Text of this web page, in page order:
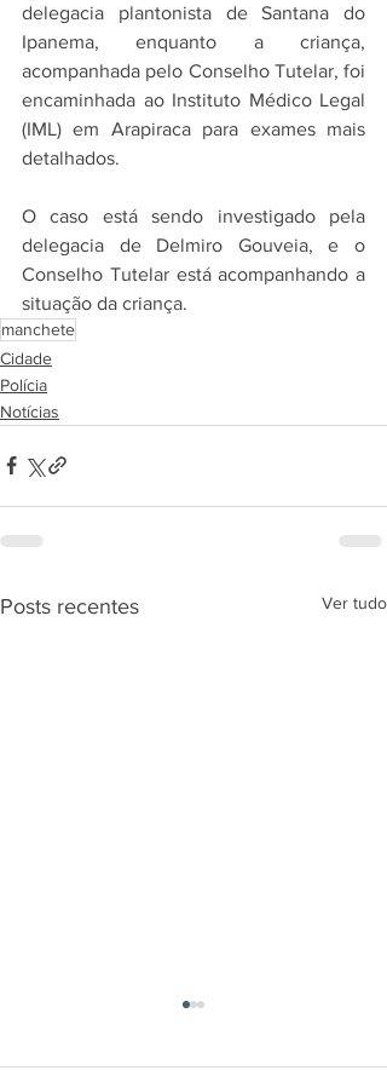
delegacia plantonista de Santana do
Ipanema, enquanto a criança,
acompanhada pelo Conselho Tutelar, foi
encaminhada ao Instituto Médico Legal
(IML) em Arapiraca para exames mais
detalhados.
O caso está sendo investigado pela
delegacia de Delmiro Gouveia, e o
Conselho Tutelar está acompanhando a
situação da criança.
manchete
Cidade
Polícia
Notícias
Posts recentes Ver tudo